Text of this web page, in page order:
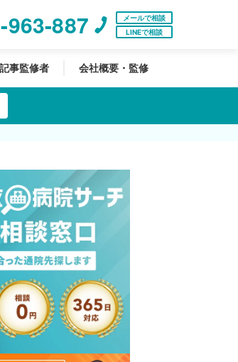
963-887
メールで相談
LINEで相談
記事監修者 会社概要・監修